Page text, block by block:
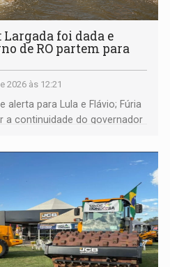
Largada foi dada e
de RO partem para
2026 às 12:21
alerta para Lula e Flávio; Fúria
a continuidade do governador
ABAV faz evento em